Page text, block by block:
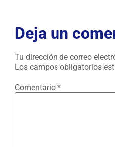
Deja un
Tu dirección de correo
Los campos obligatorios
Comentario *